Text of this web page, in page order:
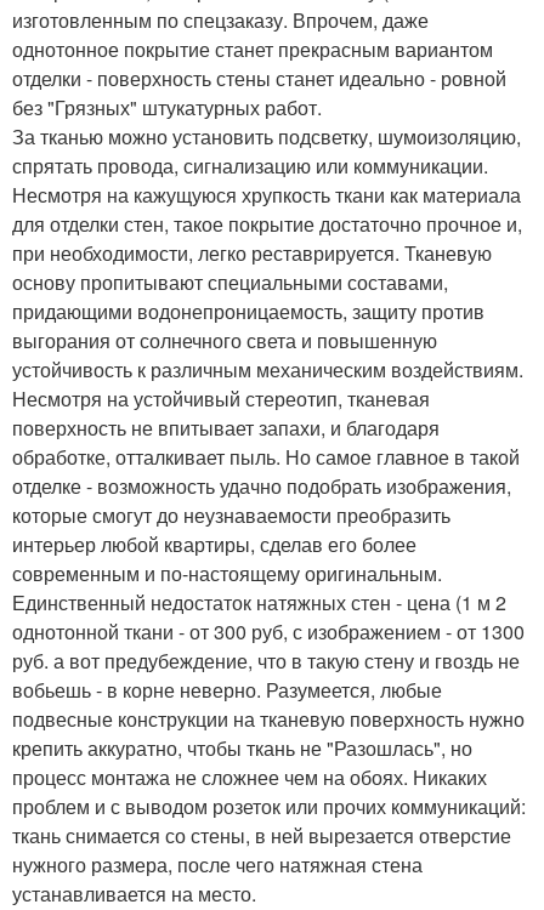
изготовленным по спецзаказу. Впрочем, даже
однотонное покрытие станет прекрасным вариантом
отделки - поверхность стены станет идеально - ровной
без "Грязных" штукатурных работ.
За тканью можно установить подсветку, шумоизоляцию,
спрятать провода, сигнализацию или коммуникации.
Несмотря на кажущуюся хрупкость ткани как материала
для отделки стен, такое покрытие достаточно прочное и,
при необходимости, легко реставрируется. Тканевую
основу пропитывают специальными составами,
придающими водонепроницаемость, защиту против
выгорания от солнечного света и повышенную
устойчивость к различным механическим воздействиям.
Несмотря на устойчивый стереотип, тканевая
поверхность не впитывает запахи, и благодаря
обработке, отталкивает пыль. Но самое главное в такой
отделке - возможность удачно подобрать изображения,
которые смогут до неузнаваемости преобразить
интерьер любой квартиры, сделав его более
современным и по-настоящему оригинальным.
Единственный недостаток натяжных стен - цена (1 м 2
однотонной ткани - от 300 руб, с изображением - от 1300
руб. а вот предубеждение, что в такую стену и гвоздь не
вобьешь - в корне неверно. Разумеется, любые
подвесные конструкции на тканевую поверхность нужно
крепить аккуратно, чтобы ткань не "Разошлась", но
процесс монтажа не сложнее чем на обоях. Никаких
проблем и с выводом розеток или прочих коммуникаций:
ткань снимается со стены, в ней вырезается отверстие
нужного размера, после чего натяжная стена
устанавливается на место.